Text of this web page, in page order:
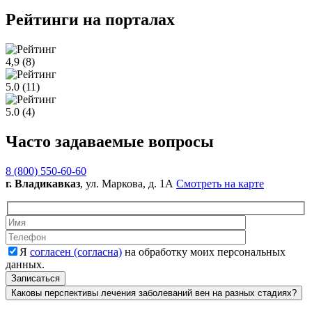
Рейтинги на порталах
4,9 (8)
5.0 (11)
5.0 (4)
Часто задаваемые вопросы
8 (800) 550-60-60
г. Владикавказ, ул. Маркова, д. 1А Смотреть на карте
Я согласен (согласна) на обработку моих персональных
данных.
Каковы перспективы лечения заболеваний вен на разных стадиях?